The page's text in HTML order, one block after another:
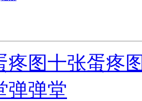
最新
你陪
十张蛋疼
弹弹堂